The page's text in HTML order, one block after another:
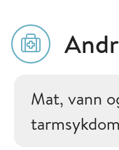
Mat, vann